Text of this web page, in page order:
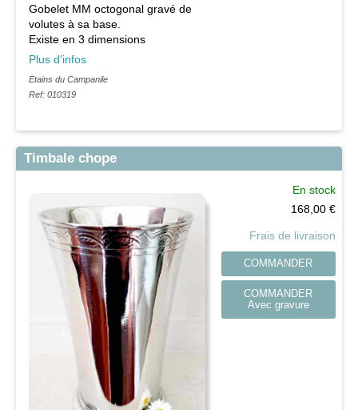
Gobelet MM octogonal gravé de
volutes à sa base.
Existe en 3 dimensions
Plus d'infos
Etains du Campanile
Ref: 010319
Timbale chope
En stock
168,00 €
Frais de livraison
COMMANDER
COMMANDER
Avec gravure